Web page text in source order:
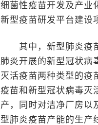
细菌性疫苗开发及产业
新型疫苗研发平台建设
其中，新型肺炎疫苗
肺炎开展的新型冠状病
灭活疫苗两种类型的疫
疫苗和新型冠状病毒灭
产，同时对洁净厂房以
型肺炎疫苗产能的生产